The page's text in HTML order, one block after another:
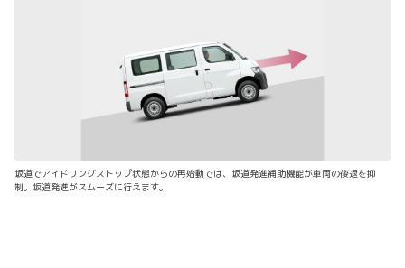
坂道でアイドリングストップ状態からの再始動では、坂道発進補助機能が車両の後退を抑
制。坂道発進がスムーズに行えます。